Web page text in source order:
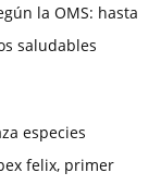
la OMS: hasta
saludables
especies
felix, primer